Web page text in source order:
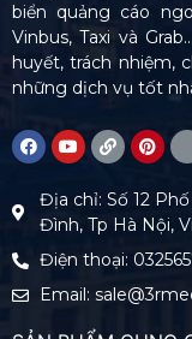
biển quảng cáo
Vinbus, Taxi và
huyết, trách nhiệm,
những dịch vụ tốt
Địa chỉ: Số 12
Đình, Tp Hà Nội,
Điện thoại:
Email: